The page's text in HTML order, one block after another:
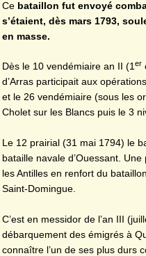
Ce bataillon fut envoyé
s’étaient, dès mars 1793,
en masse.
Dès le 10 vendémiaire an II (1er
d’Arras participait aux
et le 26 vendémiaire (sous les
Cholet sur les Blancs puis le 3
Le 12 prairial (31 mai 1794) le
bataille navale d’Ouessant.
les Antilles en renfort du
Saint-Domingue.
C’est en messidor de l’an III
débarquement des émigrés à
connaître l’un de ses plus durs